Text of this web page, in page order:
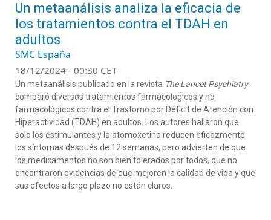
Un metaanálisis analiza la eficacia de
los tratamientos contra el TDAH en
adultos
SMC España
18/12/2024 - 00:30 CET
Un metaanálisis publicado en la revista The Lancet Psychiatry
comparó diversos tratamientos farmacológicos y no
farmacológicos contra el Trastorno por Déficit de Atención con
Hiperactividad (TDAH) en adultos. Los autores hallaron que
solo los estimulantes y la atomoxetina reducen eficazmente
los síntomas después de 12 semanas, pero advierten de que
los medicamentos no son bien tolerados por todos, que no
encontraron evidencias de que mejoren la calidad de vida y que
sus efectos a largo plazo no están claros.